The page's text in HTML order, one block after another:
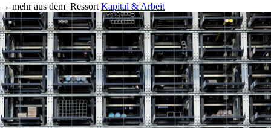
→ mehr aus dem Ressort Kapital & Arbeit